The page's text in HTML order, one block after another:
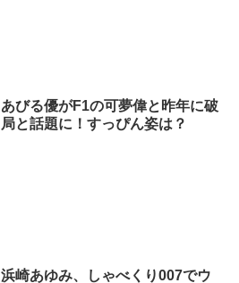
あびる優がF1の可夢偉と昨年に破
局と話題に！すっぴん姿は？
浜崎あゆみ、しゃべくり007でウ